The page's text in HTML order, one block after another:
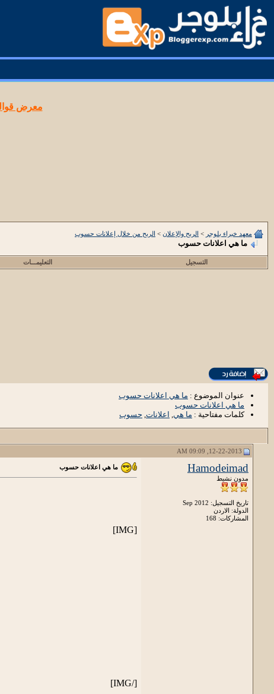
معرض
معهد خبراء بلوجر > الربح والإعلان > الربح من خلال إعلانات حسوب
ما هي اعلانات حسوب
التسجيل التعليمـــات
عنوان الموضوع : ما هي اعلانات حسوب
ما هي اعلانات حسوب
كلمات مفتاحية : ما هي, اعلانات, حسوب
Hamodeimad
مدون نشيط
تاريخ التسجيل: Sep 2012
الدولة: الاردن
المشاركات: 168
ما هي اعلانات حسوب
[IMG]
[/IMG]